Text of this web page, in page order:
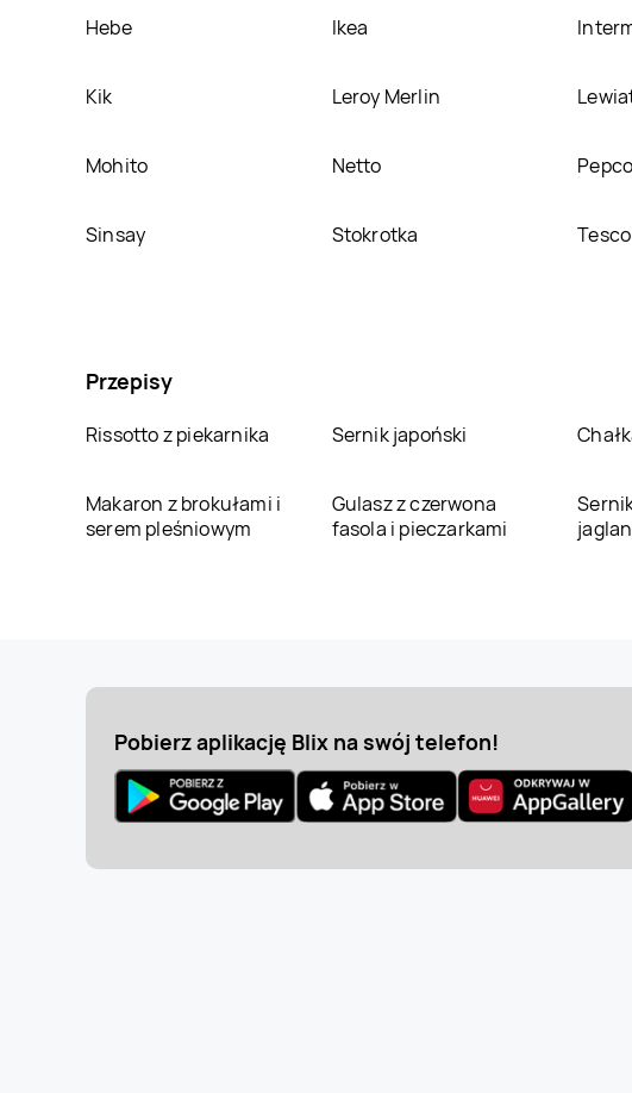
Hebe Ikea
Kik Leroy Merlin
Mohito Netto Pepco
Sinsay Stokrotka Tesco
Przepisy
Rissotto z piekarnika Sernik japoński
Makaron z brokułami i
serem pleśniowym
Gulasz z czerwona
fasola i pieczarkami
Pobierz aplikację Blix na swój telefon!